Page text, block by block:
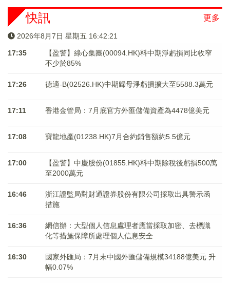
更多
快訊
2026年8月7日 星期五 16:42:21
17:35
【盈警】綠心集團(00094.HK)料中期淨虧損同比收窄
不少於85%
17:26 德適-B(02526.HK)中期歸母淨虧損擴大至5588.3萬元
17:11 香港金管局：7月底官方外匯儲備資產為4478億美元
17:08 寶龍地產(01238.HK)7月合約銷售額約5.5億元
17:00
【盈警】中慶股份(01855.HK)料中期除稅後虧損500萬
至2000萬元
16:46
浙江證監局對財通證券股份有限公司採取出具警示函
措施
16:36
網信辦：大型個人信息處理者應當採取加密、去標識
化等措施保障所處理個人信息安全
16:30
國家外匯局：7月末中國外匯儲備規模34188億美元 升
幅0.07%